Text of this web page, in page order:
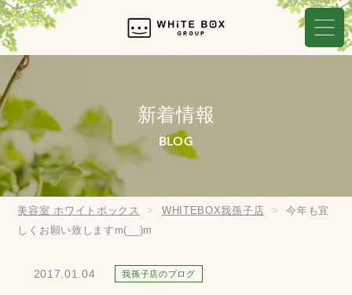
新着情報
BLOG
美容室 ホワイトボックス WHITEBOX我孫子店
今年も宜
しくお願い致しますm(__)m
2017.01.04 我孫子店のブログ